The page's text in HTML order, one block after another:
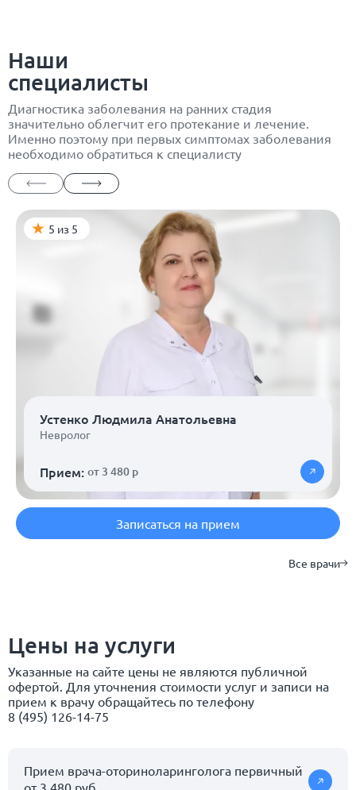
Наши
специалисты
Диагностика заболевания на ранних стадия
значительно облегчит его протекание и лечение.
Именно поэтому при первых симптомах заболевания
необходимо обратиться к специалисту
5 из 5
Устенко Людмила Анатольевна
Невролог
Прием: от 3 480 р
Записаться на прием
Все врачи
Цены на услуги
Указанные на сайте цены не являются публичной
офертой. Для уточнения стоимости услуг и записи на
прием к врачу обращайтесь по телефону
8 (495) 126-14-75
Прием врача-оториноларинголога первичный